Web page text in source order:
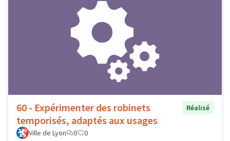
60 - Expérimenter des robinets
temporisés, adaptés aux usages
Réalisé
Ville de Lyon 0 0